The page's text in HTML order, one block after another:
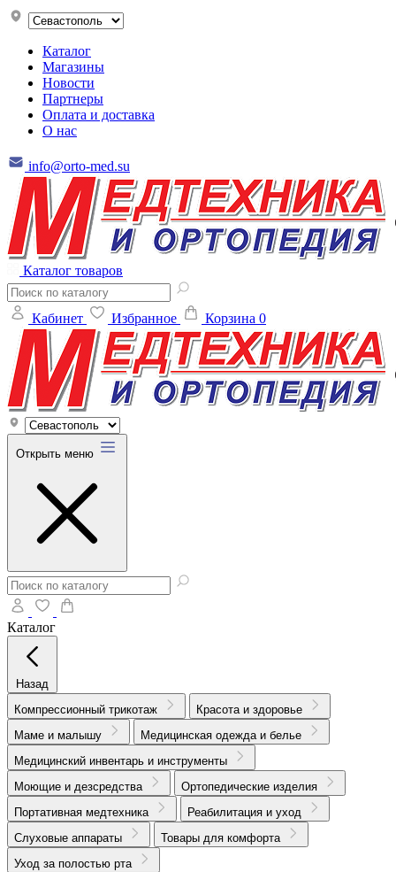
Каталог
Магазины
Новости
Партнеры
Оплата и доставка
О нас
info@orto-med.su
Каталог товаров
Кабинет Избранное Корзина 0
Открыть меню
Каталог
Назад
Компрессионный трикотаж
Красота и здоровье
Маме и малышу
Медицинская одежда и белье
Медицинский инвентарь и инструменты
Моющие и дезсредства
Ортопедические изделия
Портативная медтехника
Реабилитация и уход
Слуховые аппараты
Товары для комфорта
Уход за полостью рта